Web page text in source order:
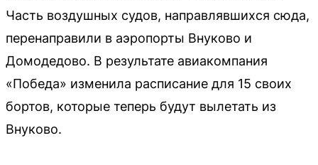
Часть воздушных судов, направлявшихся сюда,
перенаправили в аэропорты Внуково и
Домодедово. В результате авиакомпания
«Победа» изменила расписание для 15 своих
бортов, которые теперь будут вылетать из
Внуково.